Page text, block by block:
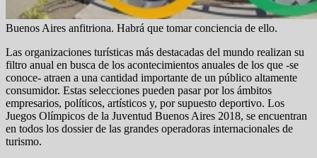
Buenos Aires anfitriona. Habrá que tomar conciencia de ello.
Las organizaciones turísticas más destacadas del mundo realizan su
filtro anual en busca de los acontecimientos anuales de los que -se
conoce- atraen a una cantidad importante de un público altamente
consumidor. Estas selecciones pueden pasar por los ámbitos
empresarios, políticos, artísticos y, por supuesto deportivo. Los
Juegos Olímpicos de la Juventud Buenos Aires 2018, se encuentran
en todos los dossier de las grandes operadoras internacionales de
turismo.